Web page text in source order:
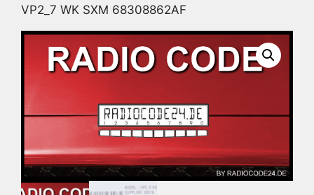
VP2_7 WK SXM 68308862AF